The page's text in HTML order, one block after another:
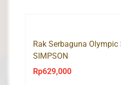
Rak Serbaguna Olympic
SIMPSON
Rp629,000